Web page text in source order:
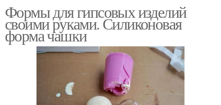
Формы для гипсовых изделий
своими руками. Силиконовая
форма чашки